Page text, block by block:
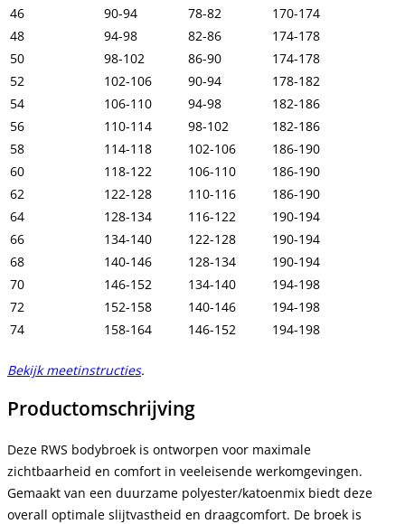
46
90-94 78-82
170-174
48
94-98 82-86
174-178
50
98-102 86-90
174-178
52
102-106 90-94
178-182
54
106-110 94-98
182-186
56
110-114 98-102
182-186
58
114-118 102-106
186-190
60
118-122 106-110
186-190
62
122-128 110-116
186-190
64
128-134 116-122
190-194
66
134-140 122-128
190-194
68
140-146 128-134
190-194
70
146-152 134-140
194-198
72
152-158 140-146
194-198
74
158-164 146-152 194-198
Bekijk meetinstructies.
Productomschrijving
Deze RWS bodybroek is ontworpen voor maximale
zichtbaarheid en comfort in veeleisende werkomgevingen.
Gemaakt van een duurzame polyester/katoenmix biedt deze
overall optimale slijtvastheid en draagcomfort. De broek is